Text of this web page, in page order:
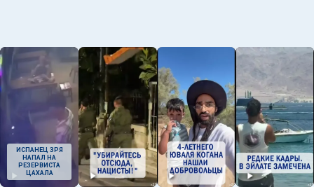
ИСПАНЕЦ ЗРЯ
НАПАЛ НА
РЕЗЕРВИСТА
ЦАХАЛА